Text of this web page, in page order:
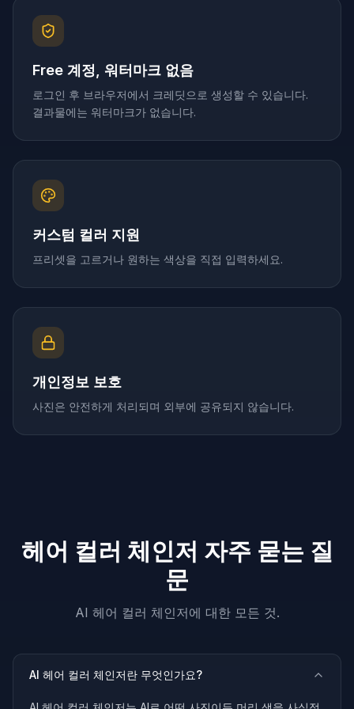
Free 계정, 워터마크 없음
로그인 후 브라우저에서 크레딧으로 생성할 수 있습니다.
결과물에는 워터마크가 없습니다.
커스텀 컬러 지원
프리셋을 고르거나 원하는 색상을 직접 입력하세요.
개인정보 보호
사진은 안전하게 처리되며 외부에 공유되지 않습니다.
헤어 컬러 체인저 자주 묻는 질
문
AI 헤어 컬러 체인저에 대한 모든 것.
AI 헤어 컬러 체인저란 무엇인가요?